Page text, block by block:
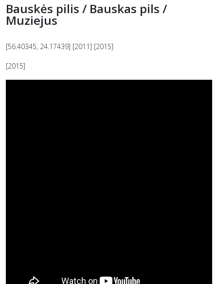
Bauskės pilis / Bauskas pils /
Muziejus
[56.40345, 24.17439] [2011] [2015]
[2015]